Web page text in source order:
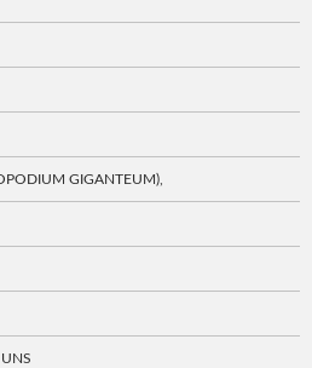
GIGANTEUM),